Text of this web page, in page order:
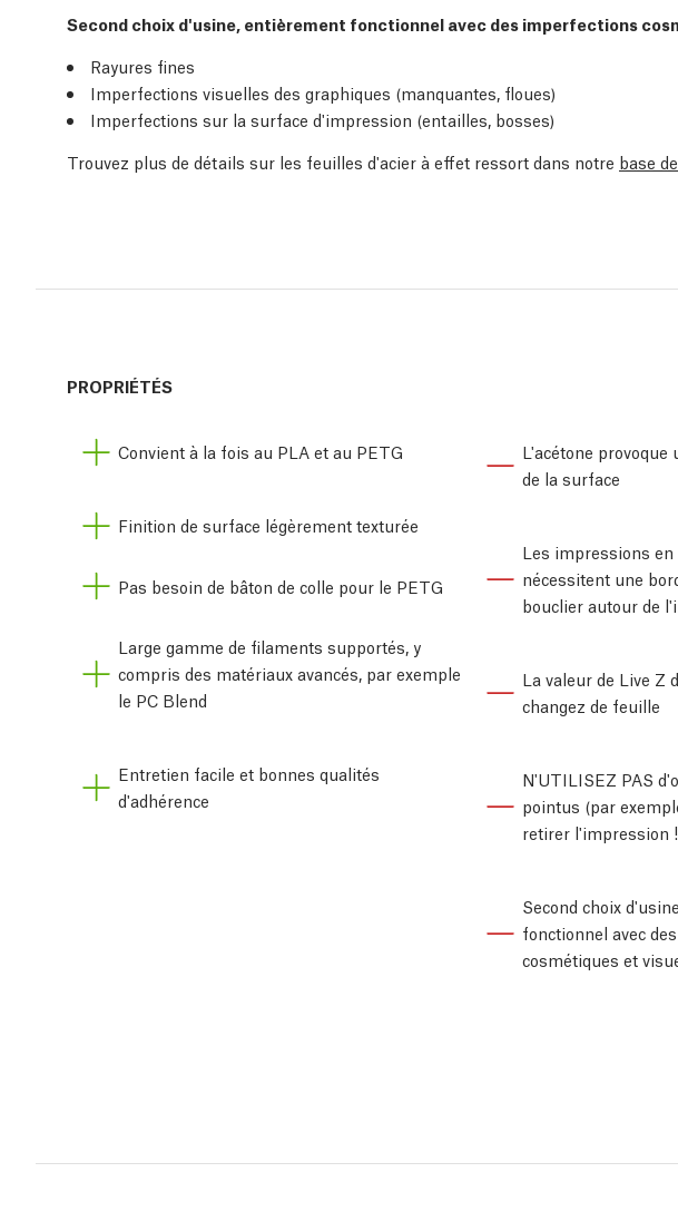
Second choix d'usine, entièrement fonctionnel avec des imperfections
Rayures fines
Imperfections visuelles des graphiques (manquantes, floues)
Imperfections sur la surface d'impression (entailles, bosses)
Trouvez plus de détails sur les feuilles d'acier à effet ressort dans notre base
PROPRIÉTÉS
Convient à la fois au PLA et au PETG
Finition de surface légèrement texturée
Pas besoin de bâton de colle pour le PETG
Large gamme de filaments supportés, y
compris des matériaux avancés, par exemple
le PC Blend
Entretien facile et bonnes qualités
d'adhérence
L'acétone provoque
de la surface
Les impressions en
nécessitent une
bouclier autour de
La valeur de Live Z
changez de feuille
N'UTILISEZ PAS
pointus (par
retirer l'impression !
Second choix
fonctionnel avec
cosmétiques et